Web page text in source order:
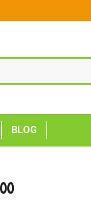
BLOG